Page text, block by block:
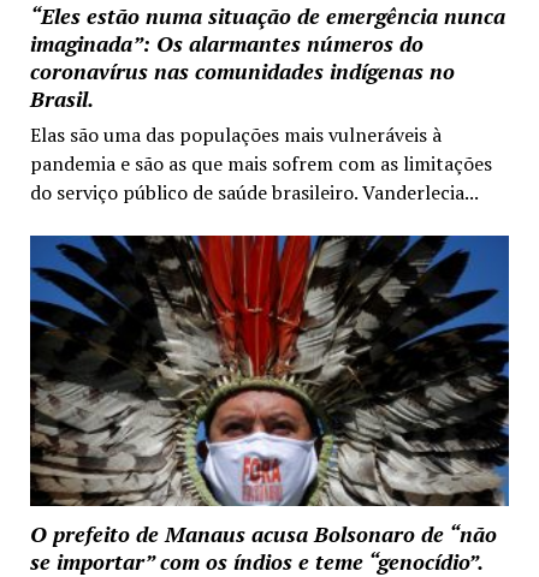
“Eles estão numa situação de emergência nunca
imaginada”: Os alarmantes números do
coronavírus nas comunidades indígenas no
Brasil.
Elas são uma das populações mais vulneráveis à
pandemia e são as que mais sofrem com as limitações
do serviço público de saúde brasileiro. Vanderlecia...
O prefeito de Manaus acusa Bolsonaro de “não
se importar” com os índios e teme “genocídio”.